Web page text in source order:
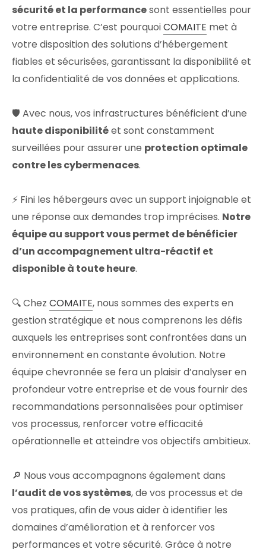
sécurité et la performancesont essentielles pour
votre entreprise. C’est pourquoiCOMAITE met à
votre disposition des solutions d’hébergement
fiables et sécurisées, garantissant la disponibilité et
la confidentialité de vos données et applications.
🛡️ Avec nous, vos infrastructures bénéficient d’une
haute disponibilitéet sont constamment
surveillées pour assurer une protection optimale
contre les cybermenaces.
⚡ Fini les hébergeurs avec un support injoignable et
une réponse aux demandes trop imprécises. Notre
équipe au support vous permet de bénéficier
d’un accompagnement ultra-réactif et
disponible à toute heure.
🔍 Chez COMAITE, nous sommes des experts en
gestion stratégique et nous comprenons les défis
auxquels les entreprises sont confrontées dans un
environnement en constante évolution. Notre
équipe chevronnée se fera un plaisir d’analyser en
profondeur votre entreprise et de vous fournir des
recommandations personnalisées pour optimiser
vos processus, renforcer votre efficacité
opérationnelle et atteindre vos objectifs ambitieux.
🔎 Nous vous accompagnons également dans
l’audit de vos systèmes, de vos processus et de
vos pratiques, afin de vous aider à identifier les
domaines d’amélioration et à renforcer vos
performances et votre sécurité. Grâce à notre